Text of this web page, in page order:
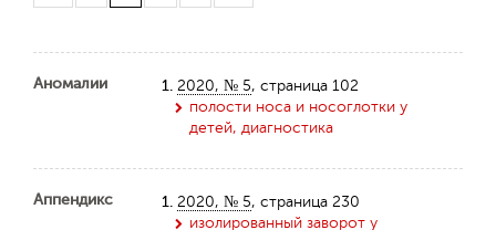
Аномалии 1. 2020, № 5, страница 102
полости носа и носоглотки у
детей, диагностика
Аппендикс 1. 2020, № 5, страница 230
изолированный заворот у